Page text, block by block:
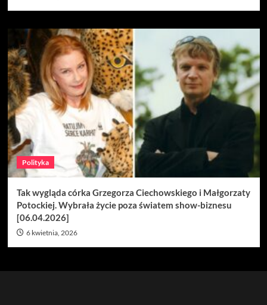
Polityka
Tak wygląda córka Grzegorza Ciechowskiego i Małgorzaty
Potockiej. Wybrała życie poza światem show-biznesu
[06.04.2026]
6 kwietnia, 2026